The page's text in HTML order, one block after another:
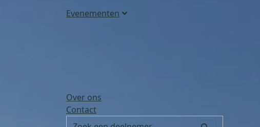
Evenementen
Over ons
Contact